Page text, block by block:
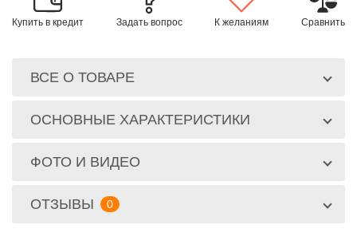
Купить в кредит Задать вопрос К желаниям Сравнить
ВСЕ О ТОВАРЕ
ОСНОВНЫЕ ХАРАКТЕРИСТИКИ
ФОТО И ВИДЕО
ОТЗЫВЫ 0